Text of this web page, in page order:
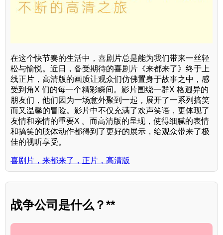
在这个快节奏的生活中，喜剧片总是能为我们带来一丝轻
松与愉悦。近日，备受期待的喜剧片《来都来了》终于上
线正片，高清版的画质让观众们仿佛置身于故事之中，感
受到角X 们的每一个精彩瞬间。影片围绕一群X 格迥异的
朋友们，他们因为一场意外聚到一起，展开了一系列搞笑
而又温馨的冒险。影片中不仅充满了欢声笑语，更体现了
友情和亲情的重要X 。而高清版的呈现，使得细腻的表情
和搞笑的肢体动作都得到了更好的展示，给观众带来了极
佳的视听享受。
喜剧片，来都来了，正片，高清版
战争公司是什么？**